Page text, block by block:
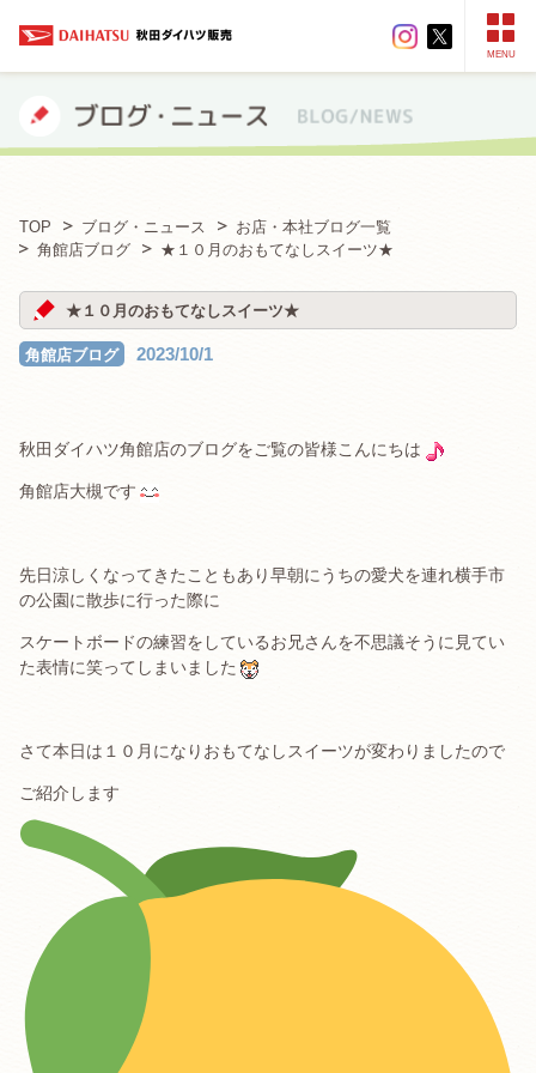
MENU
TOP ブログ・ニュース
お店・本社ブログ一覧
角館店ブログ
★１０月のおもてなしスイーツ★
★１０月のおもてなしスイーツ★
角館店ブログ 2023/10/1
秋田ダイハツ角館店のブログをご覧の皆様こんにちは
角館店大槻です
先日涼しくなってきたこともあり早朝にうちの愛犬を連れ横手市
の公園に散歩に行った際に
スケートボードの練習をしているお兄さんを不思議そうに見てい
た表情に笑ってしまいました
さて本日は１０月になりおもてなしスイーツが変わりましたので
ご紹介します